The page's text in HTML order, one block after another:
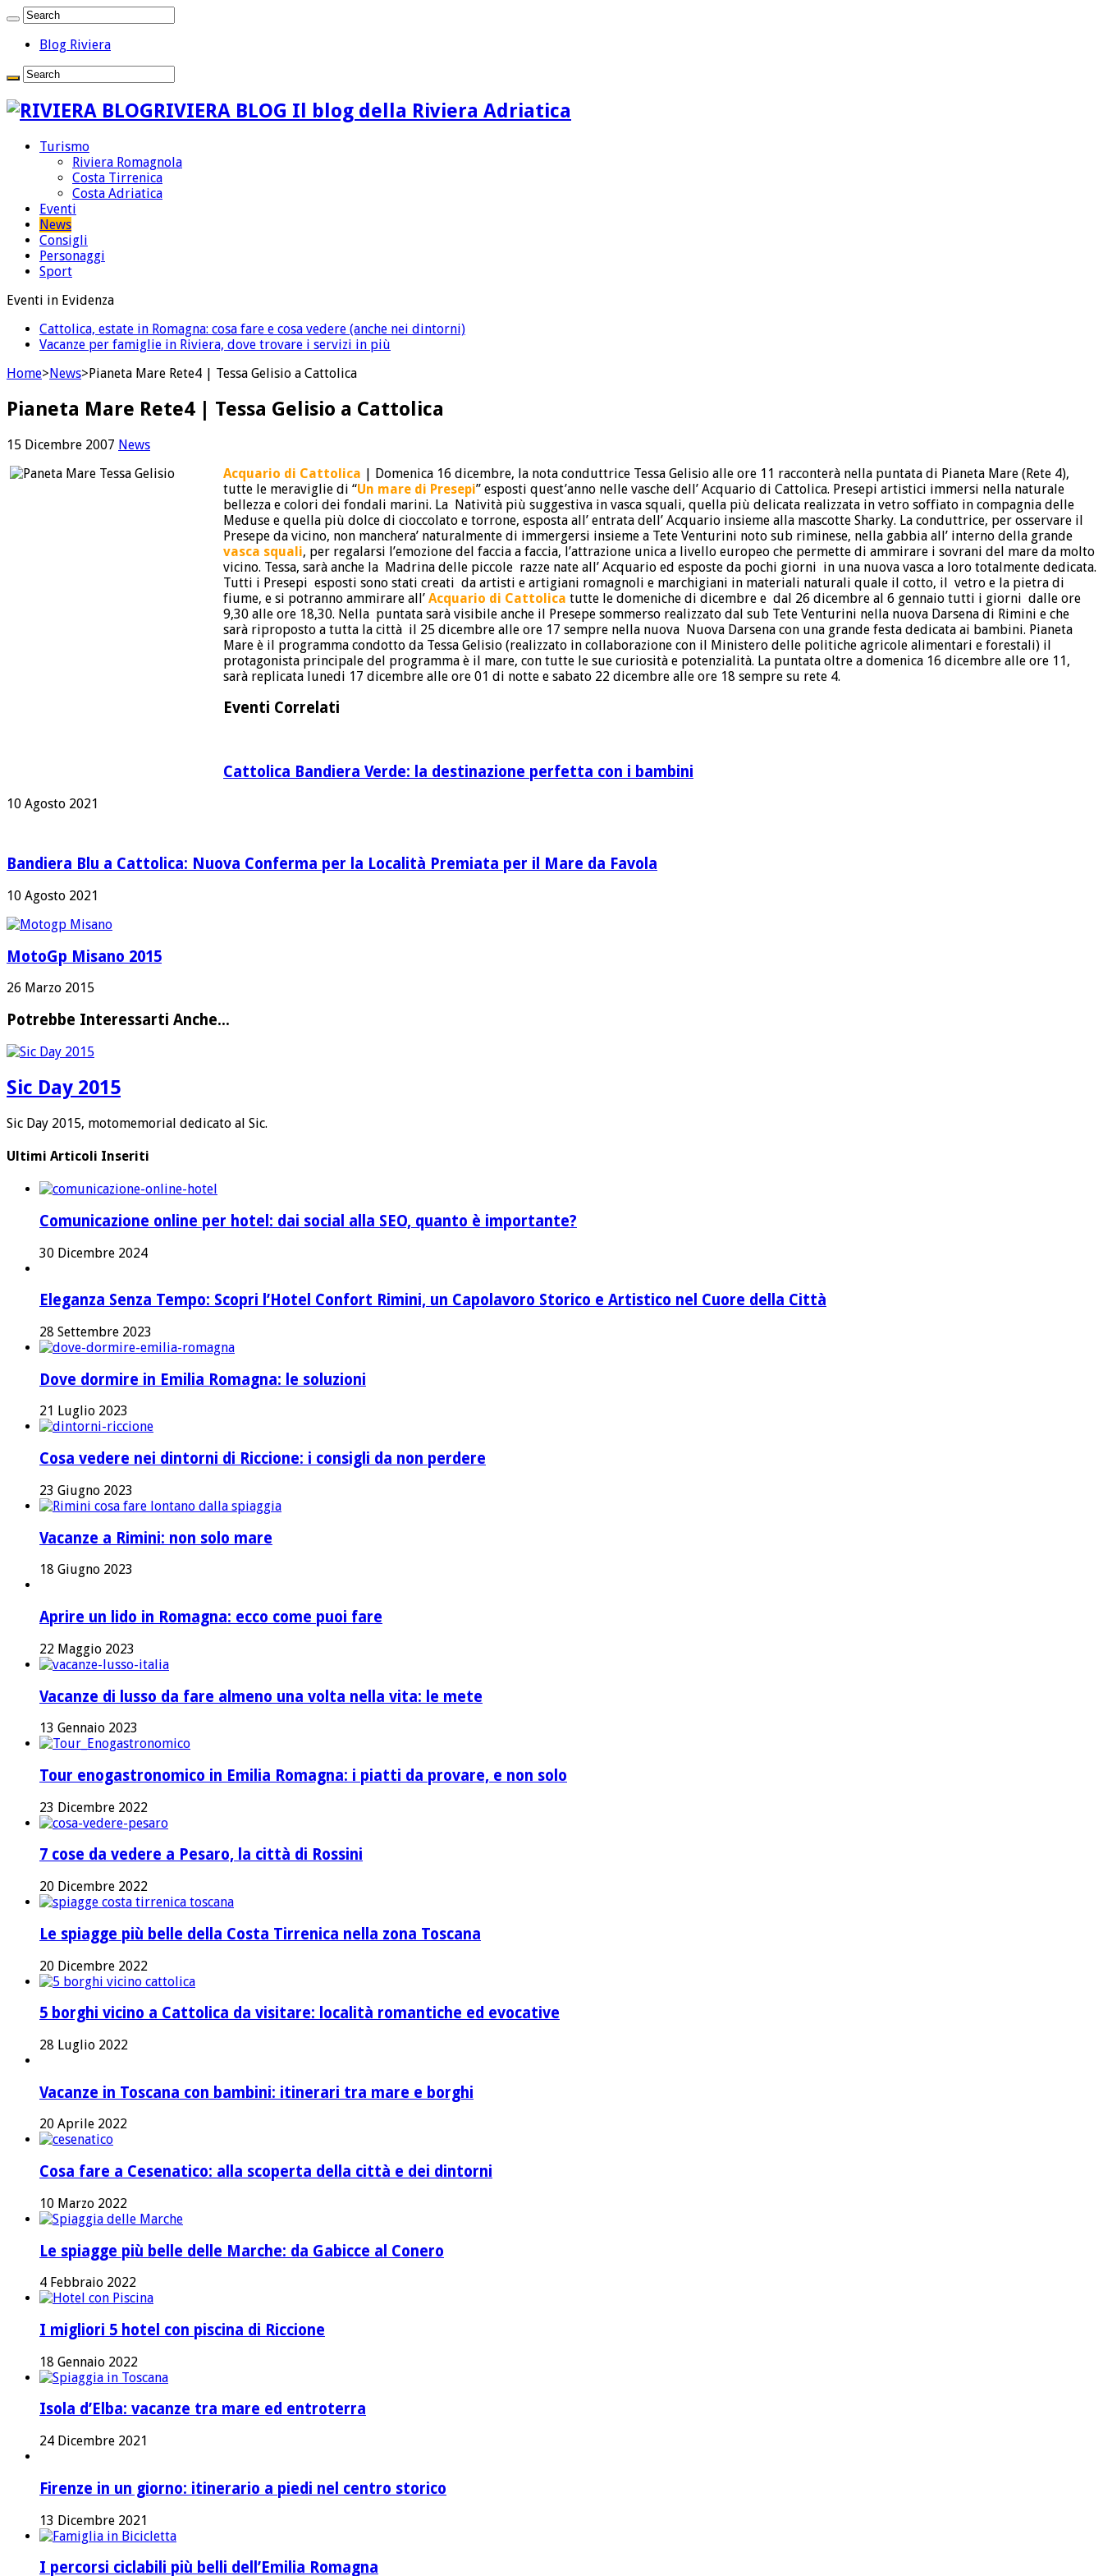
Blog Riviera
RIVIERA BLOG Il blog della Riviera Adriatica
Turismo
Riviera Romagnola
Costa Tirrenica
Costa Adriatica
Eventi
News
Consigli
Personaggi
Sport
Eventi in Evidenza
Cattolica, estate in Romagna: cosa fare e cosa vedere (anche nei dintorni)
Vacanze per famiglie in Riviera, dove trovare i servizi in più
Home>News>Pianeta Mare Rete4 | Tessa Gelisio a Cattolica
Pianeta Mare Rete4 | Tessa Gelisio a Cattolica
15 Dicembre 2007 News
Acquario di Cattolica | Domenica 16 dicembre, la nota conduttrice Tessa Gelisio alle ore 11 racconterà nella puntata di Pianeta Mare (Rete 4),
tutte le meraviglie di “Un mare di Presepi” esposti quest’anno nelle vasche dell’ Acquario di Cattolica. Presepi artistici immersi nella naturale
bellezza e colori dei fondali marini. La Natività più suggestiva in vasca squali, quella più delicata realizzata in vetro soffiato in compagnia delle
Meduse e quella più dolce di cioccolato e torrone, esposta all’ entrata dell’ Acquario insieme alla mascotte Sharky. La conduttrice, per osservare il
Presepe da vicino, non manchera’ naturalmente di immergersi insieme a Tete Venturini noto sub riminese, nella gabbia all’ interno della grande
vasca squali, per regalarsi l’emozione del faccia a faccia, l’attrazione unica a livello europeo che permette di ammirare i sovrani del mare da molto
vicino. Tessa, sarà anche la Madrina delle piccole razze nate all’ Acquario ed esposte da pochi giorni in una nuova vasca a loro totalmente dedicata.
Tutti i Presepi esposti sono stati creati da artisti e artigiani romagnoli e marchigiani in materiali naturali quale il cotto, il vetro e la pietra di
fiume, e si potranno ammirare all’ Acquario di Cattolica tutte le domeniche di dicembre e dal 26 dicembre al 6 gennaio tutti i giorni dalle ore
9,30 alle ore 18,30. Nella puntata sarà visibile anche il Presepe sommerso realizzato dal sub Tete Venturini nella nuova Darsena di Rimini e che
sarà riproposto a tutta la città il 25 dicembre alle ore 17 sempre nella nuova Nuova Darsena con una grande festa dedicata ai bambini. Pianeta
Mare è il programma condotto da Tessa Gelisio (realizzato in collaborazione con il Ministero delle politiche agricole alimentari e forestali) il
protagonista principale del programma è il mare, con tutte le sue curiosità e potenzialità. La puntata oltre a domenica 16 dicembre alle ore 11,
sarà replicata lunedi 17 dicembre alle ore 01 di notte e sabato 22 dicembre alle ore 18 sempre su rete 4.
Eventi Correlati
Cattolica Bandiera Verde: la destinazione perfetta con i bambini
10 Agosto 2021
Bandiera Blu a Cattolica: Nuova Conferma per la Località Premiata per il Mare da Favola
10 Agosto 2021
MotoGp Misano 2015
26 Marzo 2015
Potrebbe Interessarti Anche...
Sic Day 2015
Sic Day 2015, motomemorial dedicato al Sic.
Ultimi Articoli Inseriti
Comunicazione online per hotel: dai social alla SEO, quanto è importante?
30 Dicembre 2024
Eleganza Senza Tempo: Scopri l’Hotel Confort Rimini, un Capolavoro Storico e Artistico nel Cuore della Città
28 Settembre 2023
Dove dormire in Emilia Romagna: le soluzioni
21 Luglio 2023
Cosa vedere nei dintorni di Riccione: i consigli da non perdere
23 Giugno 2023
Vacanze a Rimini: non solo mare
18 Giugno 2023
Aprire un lido in Romagna: ecco come puoi fare
22 Maggio 2023
Vacanze di lusso da fare almeno una volta nella vita: le mete
13 Gennaio 2023
Tour enogastronomico in Emilia Romagna: i piatti da provare, e non solo
23 Dicembre 2022
7 cose da vedere a Pesaro, la città di Rossini
20 Dicembre 2022
Le spiagge più belle della Costa Tirrenica nella zona Toscana
20 Dicembre 2022
5 borghi vicino a Cattolica da visitare: località romantiche ed evocative
28 Luglio 2022
Vacanze in Toscana con bambini: itinerari tra mare e borghi
20 Aprile 2022
Cosa fare a Cesenatico: alla scoperta della città e dei dintorni
10 Marzo 2022
Le spiagge più belle delle Marche: da Gabicce al Conero
4 Febbraio 2022
I migliori 5 hotel con piscina di Riccione
18 Gennaio 2022
Isola d’Elba: vacanze tra mare ed entroterra
24 Dicembre 2021
Firenze in un giorno: itinerario a piedi nel centro storico
13 Dicembre 2021
I percorsi ciclabili più belli dell’Emilia Romagna